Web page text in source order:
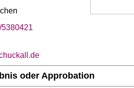
oder Approbation